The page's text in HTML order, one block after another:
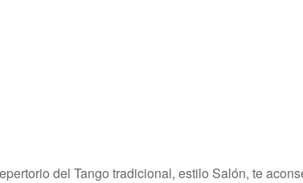
del Tango tradicional, estilo Salón, te